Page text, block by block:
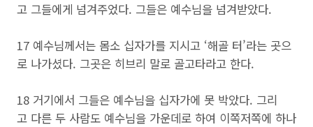
고 그들에게 넘겨주었다. 그들은 예수님을 넘겨받았다.
17 예수님께서는 몸소 십자가를 지시고 ‘해골 터’라는 곳으
로 나가셨다. 그곳은 히브리 말로 골고타라고 한다.
18 거기에서 그들은 예수님을 십자가에 못 박았다. 그리
고 다른 두 사람도 예수님을 가운데로 하여 이쪽저쪽에 하나